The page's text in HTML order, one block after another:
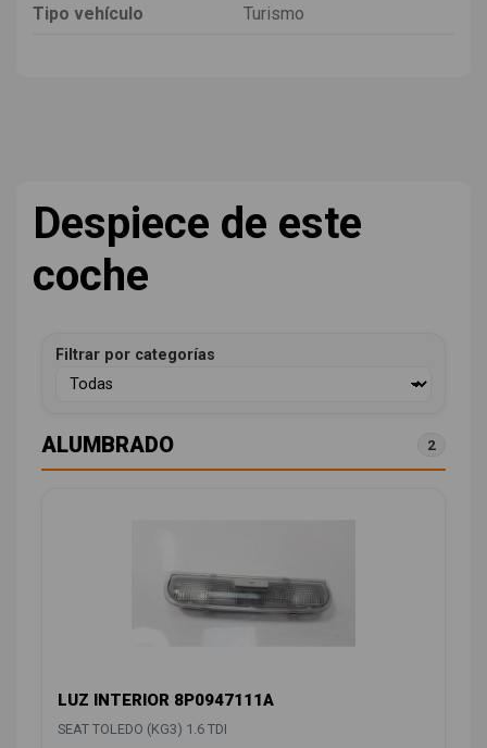
Tipo vehículo
Turismo
Despiece de este
coche
Filtrar por categorías
ALUMBRADO 2
LUZ INTERIOR 8P0947111A
SEAT TOLEDO (KG3) 1.6 TDI